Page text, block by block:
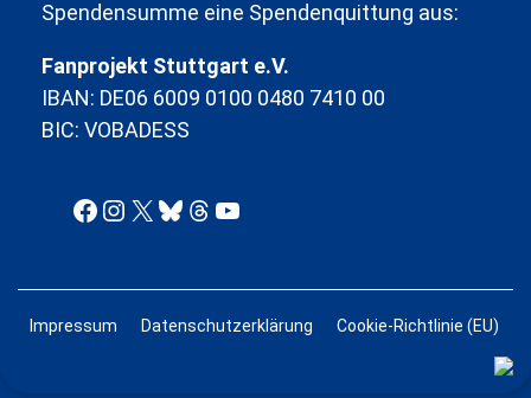
Spendensumme eine Spendenquittung aus:
Fanprojekt Stuttgart e.V.
IBAN: DE06 6009 0100 0480 7410 00
BIC: VOBADESS
Facebook
Instagram
X Bluesky
Threads
YouTube
Impressum Datenschutzerklärung Cookie-Richtlinie (EU)